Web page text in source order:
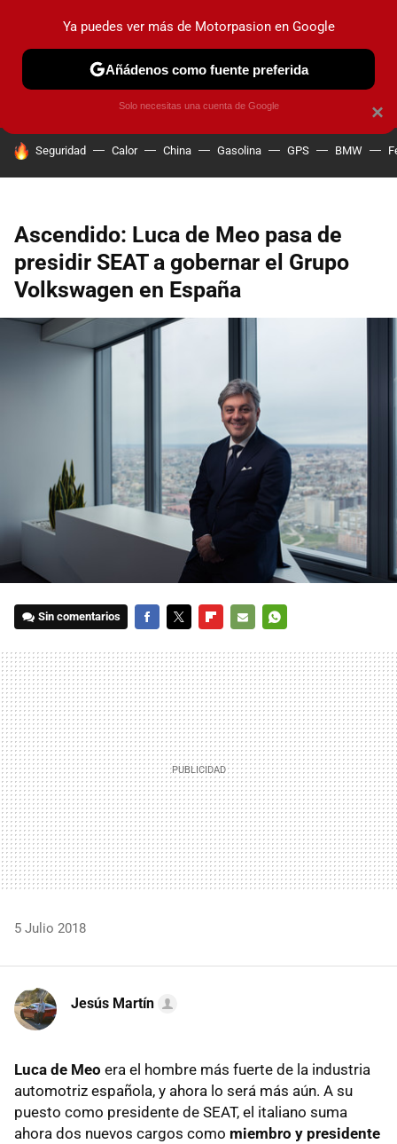
PRUEBAS COCHES ELÉCTRICOS OBSERVATORIO
HOY SE HABLA DE
Seguridad Calor China Gasolina GPS BMW
Ascendido: Luca de Meo pasa de
presidir SEAT a gobernar el Grupo
Volkswagen en España
Sin comentarios
MAIL
5 Julio 2018
Jesús Martín
Luca de Meo era el hombre más fuerte de la industria
automotriz española, y ahora lo será más aún. A su
puesto como presidente de SEAT, el italiano suma
ahora dos nuevos cargos como miembro y presidente
×
Ya puedes ver más de Motorpasion en Google
Añádenos como fuente preferida
Solo necesitas una cuenta de Google